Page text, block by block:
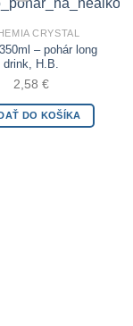
Add to Wishlist
CRYSTAL
– pohár long
drink, H.B.
2,58 €
DO KOŠÍKA